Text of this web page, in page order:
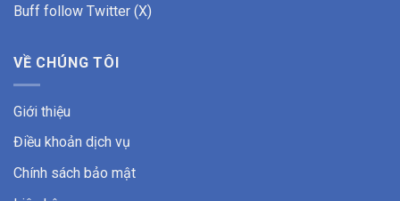
Buff follow Twitter (X)
VỀ CHÚNG TÔI
Giới thiệu
Điều khoản dịch vụ
Chính sách bảo mật